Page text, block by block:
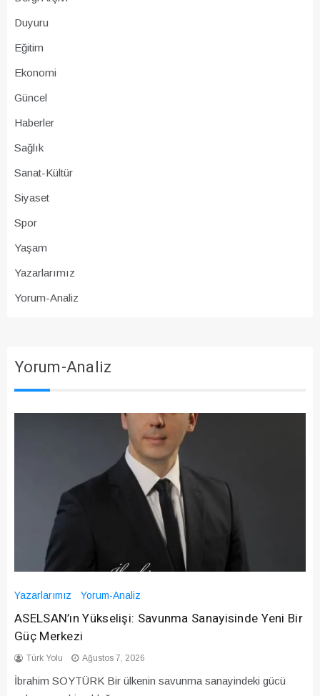
Duyuru
Eğitim
Ekonomi
Güncel
Haberler
Sağlık
Sanat-Kültür
Siyaset
Spor
Yaşam
Yazarlarımız
Yorum-Analiz
Yorum-Analiz
Yazarlarımız Yorum-Analiz
ASELSAN’ın Yükselişi: Savunma Sanayisinde Yeni Bir
Güç Merkezi
Türk Yolu Ağustos 7, 2026
İbrahim SOYTÜRK Bir ülkenin savunma sanayindeki gücü